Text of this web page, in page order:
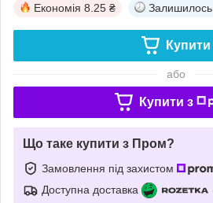
Економія 8.25 ₴ Залишилось
Купити
або
Купити з
Що таке купити з Пром?
Замовлення під захистом
Доступна доставка